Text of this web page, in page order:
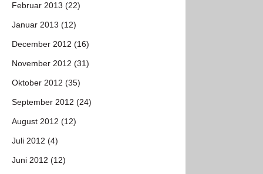
Februar 2013 (22)
Januar 2013 (12)
December 2012 (16)
November 2012 (31)
Oktober 2012 (35)
September 2012 (24)
August 2012 (12)
Juli 2012 (4)
Juni 2012 (12)